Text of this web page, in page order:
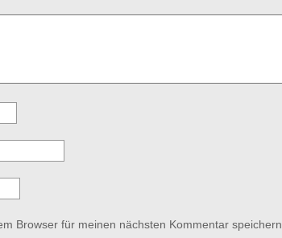
Browser für meinen nächsten Kommentar speichern.